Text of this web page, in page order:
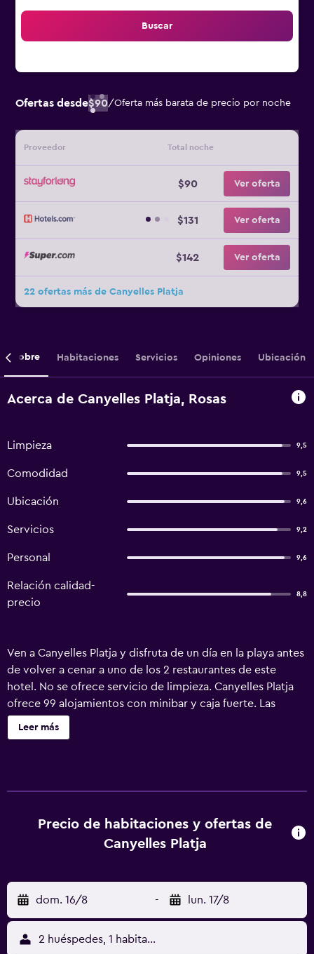
Buscar
Ofertas desde$90/Oferta más barata de precio por noche
Proveedor Total noche
$90 Ver oferta
$131 Ver oferta
$142 Ver oferta
22 ofertas más de Canyelles Platja
Sobre Habitaciones Servicios Opiniones Ubicación
Acerca de Canyelles Platja, Rosas
Limpieza 9,5
Comodidad 9,5
Ubicación 9,6
Servicios 9,2
Personal 9,6
Relación calidad-
precio
8,8
Ven a Canyelles Platja y disfruta de un día en la playa antes
de volver a cenar a uno de los 2 restaurantes de este
hotel. No se ofrece servicio de limpieza. Canyelles Platja
ofrece 99 alojamientos con minibar y caja fuerte. Las
habitaciones disponen de balcón. Los huéspedes pueden
navegar por la web gracias a nuestro acceso a Internet
esparcimiento que se indican más abajo en las
instalaciones o cerca del alojamiento (es posible que se
Leer más
Precio de habitaciones y ofertas de
Canyelles Platja
dom. 16/8 - lun. 17/8
2 huéspedes, 1 habitación